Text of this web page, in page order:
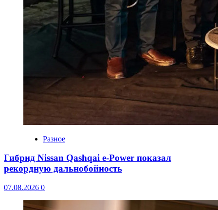
Разное
Гибрид Nissan Qashqai e-Power показал
рекордную дальнобойность
07.08.2026 0